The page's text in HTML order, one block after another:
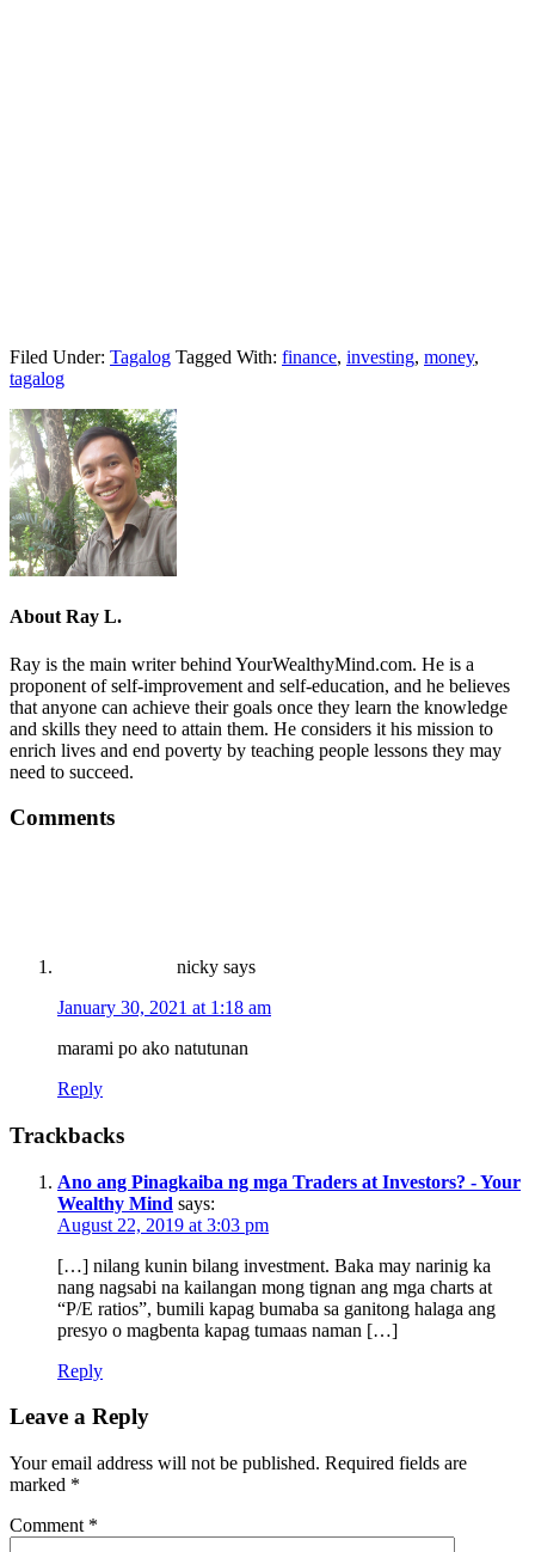
Filed Under: Tagalog Tagged With: finance, investing, money,
tagalog
AboutRay L.
Ray is the main writer behind YourWealthyMind.com. He is a
proponent of self-improvement and self-education, and he believes
that anyone can achieve their goals once they learn the knowledge
and skills they need to attain them. He considers it his mission to
enrich lives and end poverty by teaching people lessons they may
need to succeed.
Comments
nicky says
January 30, 2021 at 1:18 am
marami po ako natutunan
Reply
Trackbacks
Ano ang Pinagkaiba ng mga Traders at Investors? - Your
Wealthy Mind says:
August 22, 2019 at 3:03 pm
[…] nilang kunin bilang investment. Baka may narinig ka
nang nagsabi na kailangan mong tignan ang mga charts at
“P/E ratios”, bumili kapag bumaba sa ganitong halaga ang
presyo o magbenta kapag tumaas naman […]
Reply
Leave a Reply
Your email address will not be published. Required fields are
marked *
Comment *